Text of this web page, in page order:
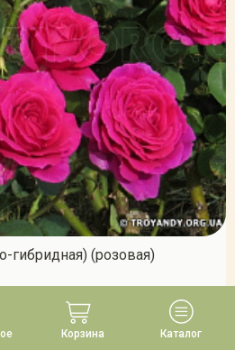
Корзина Каталог
гибридная) (розовая)
о поступлении